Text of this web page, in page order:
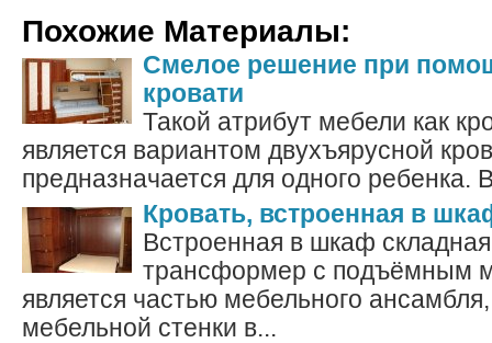
Похожие Материалы:
Смелое решение при
кровати
Такой атрибут мебели как
является вариантом двухъярусной
предназначается для одного ребенка.
Кровать, встроенная в
Встроенная в шкаф
трансформер с подъёмным
является частью мебельного
мебельной стенки в...